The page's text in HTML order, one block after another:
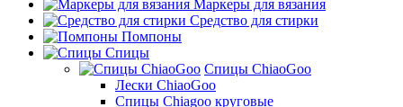
Маркеры для вязания
Средство для стирки
Помпоны
Спицы
Спицы ChiaoGoo
Лески ChiaoGoo
Cпицы Сhiagoo круговые